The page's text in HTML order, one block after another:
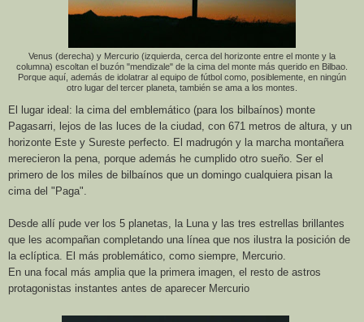
Venus (derecha) y Mercurio (izquierda, cerca del horizonte entre el monte y la
columna) escoltan el buzón "mendizale" de la cima del monte más querido en Bilbao.
Porque aquí, además de idolatrar al equipo de fútbol como, posiblemente, en ningún
otro lugar del tercer planeta, también se ama a los montes.
El lugar ideal: la cima del emblemático (para los bilbaínos) monte
Pagasarri, lejos de las luces de la ciudad, con 671 metros de altura, y un
horizonte Este y Sureste perfecto. El madrugón y la marcha montañera
merecieron la pena, porque además he cumplido otro sueño. Ser el
primero de los miles de bilbaínos que un domingo cualquiera pisan la
cima del "Paga".
Desde allí pude ver los 5 planetas, la Lunay las tres estrellas brillantes
que les acompañan completando una línea que nos ilustra la posición de
la eclíptica. El más problemático, como siempre, Mercurio.
En una focal más amplia que la primera imagen, el resto de astros
protagonistas instantes antes de aparecer Mercurio